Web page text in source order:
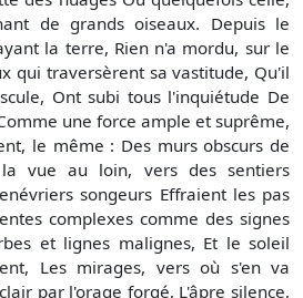
de grands oiseaux. Depuis le
la terre, Rien n'a mordu, sur le
qui traversèrent sa vastitude, Qu'il
Ont subi tous l'inquiétude De
une force ample et suprême,
le même : Des murs obscurs de
vue au loin, vers des sentiers
songeurs Effraient les pas
complexes comme des signes
et lignes malignes, Et le soleil
Les mirages, vers où s'en va
par l'orage forgé, L'âpre silence,